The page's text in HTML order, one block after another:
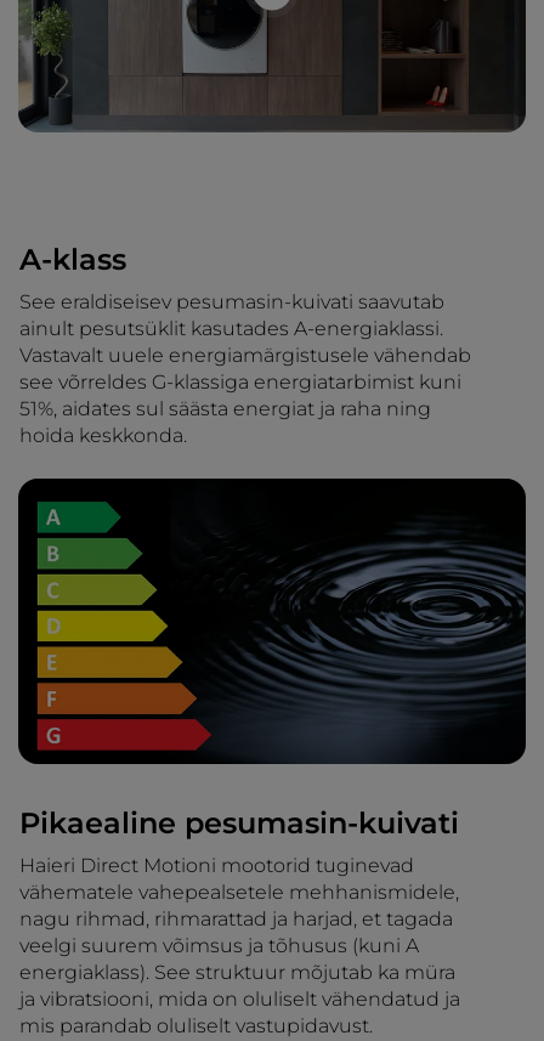
A-klass
See eraldiseisev pesumasin-kuivati saavutab
ainult pesutsüklit kasutades A-energiaklassi.
Vastavalt uuele energiamärgistusele vähendab
see võrreldes G-klassiga energiatarbimist kuni
51%, aidates sul säästa energiat ja raha ning
hoida keskkonda.
Pikaealine pesumasin-kuivati
Haieri Direct Motioni mootorid tuginevad
vähematele vahepealsetele mehhanismidele,
nagu rihmad, rihmarattad ja harjad, et tagada
veelgi suurem võimsus ja tõhusus (kuni A
energiaklass). See struktuur mõjutab ka müra
ja vibratsiooni, mida on oluliselt vähendatud ja
mis parandab oluliselt vastupidavust.